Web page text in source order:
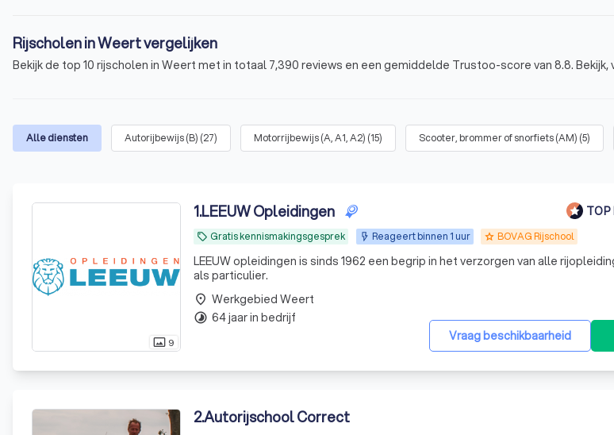
Rijscholen in Weert vergelijken
Bekijk de top 10 rijscholen in Weert met in totaal 7,390 reviews en een gemiddelde Trustoo-score van 8.8. Bekijk,
Alle diensten Autorijbewijs (B) (27) Motorrijbewijs (A, A1, A2) (15) Scooter, brommer of snorfiets (AM) (5)
photo_size_select_actual 9
1.LEEUW Opleidingen TOP
local_offer Gratis kennismakingsgesprek Reageert binnen 1 uur grade BOVAG Rijschool
LEEUW opleidingen is sinds 1962 een begrip in het verzorgen van alle
als particulier.
Vraag beschikbaarheid
place Werkgebied Weert
timelapse 64 jaar in bedrijf
2.Autorijschool Correct